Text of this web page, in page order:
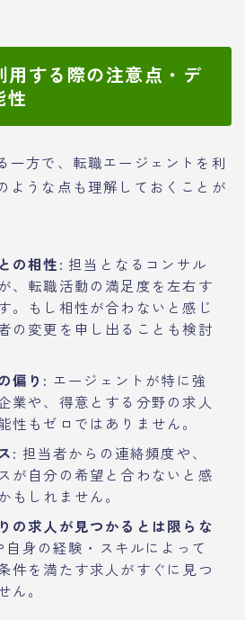
用する際の注意点・デ
性
一方で、転職エージェントを利
ような点も理解しておくことが
の相性: 担当となるコンサル
、転職活動の満足度を左右す
。もし相性が合わないと感じ
の変更を申し出ることも検討
偏り: エージェントが特に強
業や、得意とする分野の求人
性もゼロではありません。
: 担当者からの連絡頻度や、
が自分の希望と合わないと感
もしれません。
の求人が見つかるとは限らな
自身の経験・スキルによって
件を満たす求人がすぐに見つ
ん。